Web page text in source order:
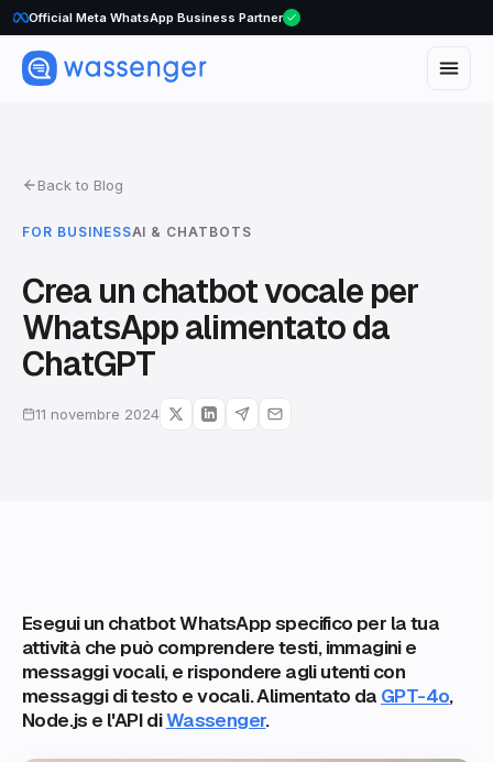
Official Meta WhatsApp Business Partner
WhatsApp Voice Calls are here
Back to Blog
FOR BUSINESSAI & CHATBOTS
Crea un chatbot vocale per
WhatsApp alimentato da
ChatGPT
11 novembre 2024
Esegui un chatbot WhatsApp specifico per la tua
attività che può comprendere testi, immagini e
messaggi vocali, e rispondere agli utenti con
messaggi di testo e vocali. Alimentato da GPT-4o,
Node.js e l'API diWassenger.